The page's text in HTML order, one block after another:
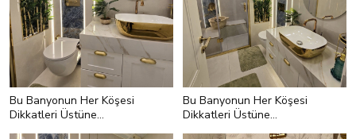
Bu Banyonun Her Köşesi
Dikkatleri Üstüne
Bu Banyonun Her Köşesi
Dikkatleri Üstüne